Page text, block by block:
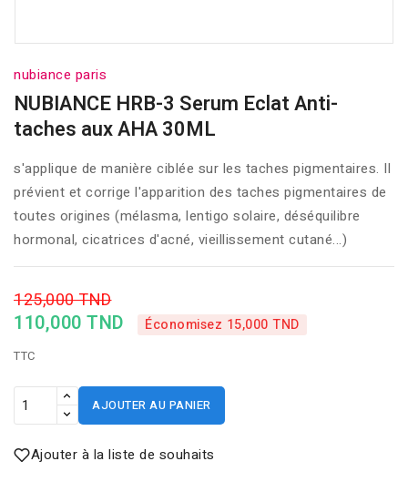
nubiance paris
NUBIANCE HRB-3 Serum Eclat Anti-
taches aux AHA 30ML
s'applique de manière ciblée sur les taches pigmentaires. Il
prévient et corrige l'apparition des taches pigmentaires de
toutes origines (mélasma, lentigo solaire, déséquilibre
hormonal, cicatrices d'acné, vieillissement cutané...)
125,000 TND
110,000 TND Économisez 15,000 TND
TTC
AJOUTER AU PANIER
Ajouter à la liste de souhaits